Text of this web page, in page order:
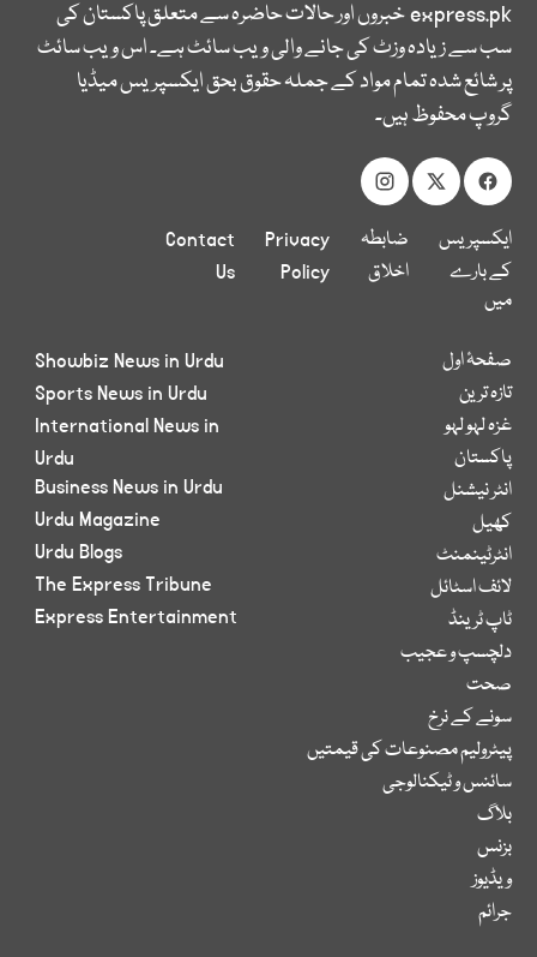
express.pkخبروں اور حالات حاضرہ سے متعلق پاکستان کی
سب سے زیادہ وزٹ کی جانے والی ویب سائٹ ہے۔ اس ویب سائٹ
پر شائع شدہ تمام مواد کے جملہ حقوق بحق ایکسپریس میڈیا
گروپ محفوظ ہیں۔
ایکسپریس
کے بارے
میں
ضابطہ
اخلاق
Privacy
Policy
Contact
Us
صفحۂ اول
تازہ ترین
غزہ لہو لہو
پاکستان
انٹر نیشنل
کھیل
انٹرٹینمنٹ
لائف اسٹائل
ٹاپ ٹرینڈ
دلچسپ و عجیب
صحت
سونے کے نرخ
پیٹرولیم مصنوعات کی قیمتیں
سائنس و ٹیکنالوجی
بلاگ
بزنس
ویڈیوز
جرائم
Showbiz News in Urdu
Sports News in Urdu
International News in
Urdu
Business News in Urdu
Urdu Magazine
Urdu Blogs
The Express Tribune
Express Entertainment